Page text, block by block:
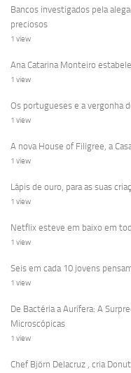
Bancos investigados pela
preciosos
1 view
Ana Catarina Monteiro
1 view
Os portugueses e a vergonha
1 view
A nova House of Filigree, a
1 view
Lápis de ouro, para as suas
1 view
Netflix esteve em baixo em
1 view
Seis em cada 10 jovens
1 view
De Bactéria a Aurífera: A
Microscópicas
1 view
Chef Björn Delacruz , cria